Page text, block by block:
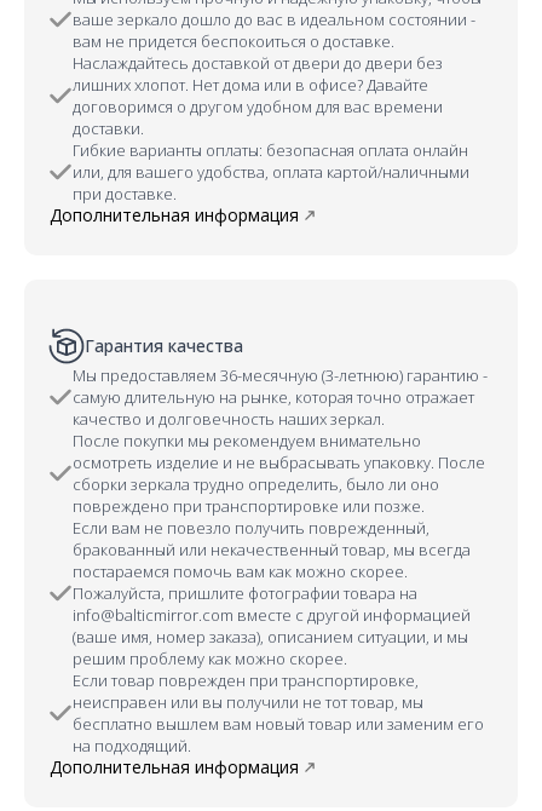
ваше зеркало дошло до вас в идеальном состоянии -
вам не придется беспокоиться о доставке.
Наслаждайтесь доставкой от двери до двери без
лишних хлопот. Нет дома или в офисе? Давайте
договоримся о другом удобном для вас времени
доставки.
Гибкие варианты оплаты: безопасная оплата онлайн
или, для вашего удобства, оплата картой/наличными
при доставке.
Дополнительная информация
Гарантия качества
Мы предоставляем 36-месячную (3-летнюю) гарантию -
самую длительную на рынке, которая точно отражает
качество и долговечность наших зеркал.
После покупки мы рекомендуем внимательно
осмотреть изделие и не выбрасывать упаковку. После
сборки зеркала трудно определить, было ли оно
повреждено при транспортировке или позже.
Если вам не повезло получить поврежденный,
бракованный или некачественный товар, мы всегда
постараемся помочь вам как можно скорее.
Пожалуйста, пришлите фотографии товара на
info@balticmirror.com вместе с другой информацией
(ваше имя, номер заказа), описанием ситуации, и мы
решим проблему как можно скорее.
Если товар поврежден при транспортировке,
неисправен или вы получили не тот товар, мы
бесплатно вышлем вам новый товар или заменим его
на подходящий.
Дополнительная информация